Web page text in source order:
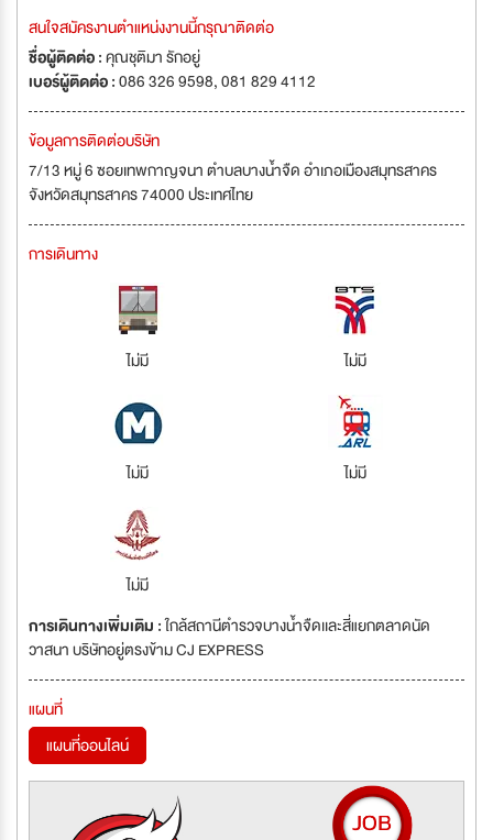
สนใจสมัครงานตำแหน่งงานนี้กรุณาติดต่อ
ชื่อผู้ติดต่อ :คุณชุติมา รักอยู่
เบอร์ผู้ติดต่อ :086 326 9598, 081 829 4112
ข้อมูลการติดต่อบริษัท
7/13 หมู่ 6 ซอยเทพกาญจนา ตำบลบางน้ำจืด อำเภอเมืองสมุทรสาคร
จังหวัดสมุทรสาคร 74000 ประเทศไทย
การเดินทาง
ไม่มี ไม่มี
ไม่มี ไม่มี
ไม่มี
การเดินทางเพิ่มเติม :ใกล้สถานีตำรวจบางน้ำจืดเเละสี่แยกตลาดนัด
วาสนา บริษัทอยู่ตรงข้าม CJ EXPRESS
แผนที่
แผนที่ออนไลน์